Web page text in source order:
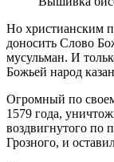
Но христианским
доносить Слово
мусульман. И
Божьей народ
Огромный по
1579 года,
воздвигнутого по
Грозного, и